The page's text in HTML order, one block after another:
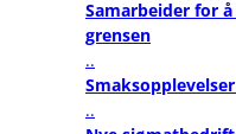
Samarbeider for
grensen
..
..